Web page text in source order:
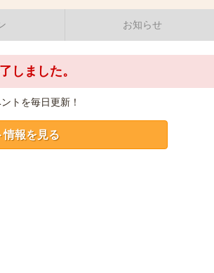
お知らせ
しました。
トを毎日更新！
情報を見る